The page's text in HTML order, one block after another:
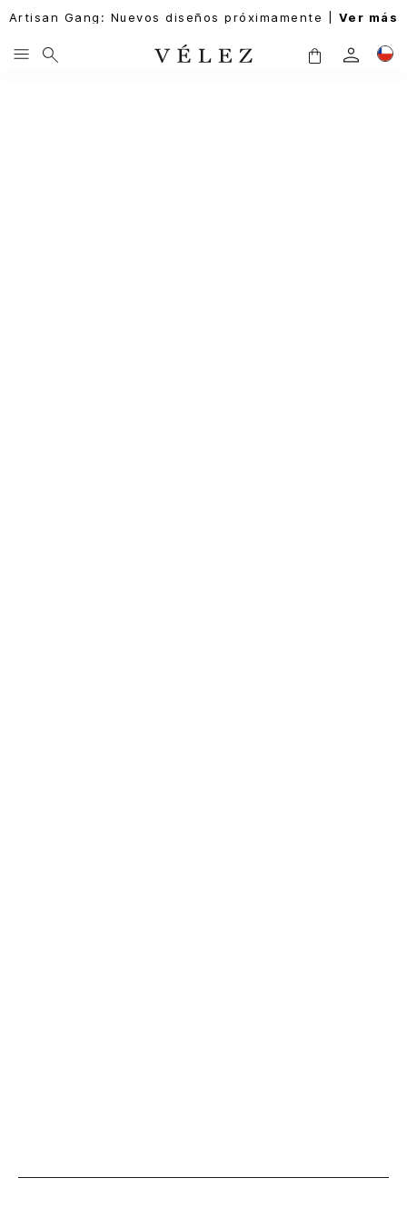
Artisan Gang: Nuevos diseños próximamente | Ver más